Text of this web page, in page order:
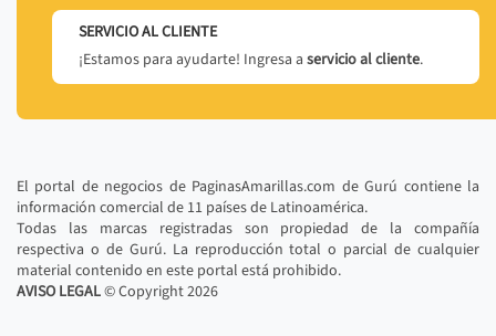
SERVICIO AL CLIENTE
¡Estamos para ayudarte! Ingresa a servicio al cliente.
El portal de negocios de PaginasAmarillas.com de Gurú contiene la
información comercial de 11 países de Latinoamérica.
Todas las marcas registradas son propiedad de la compañía
respectiva o de Gurú. La reproducción total o parcial de cualquier
material contenido en este portal está prohibido.
AVISO LEGAL© Copyright2026